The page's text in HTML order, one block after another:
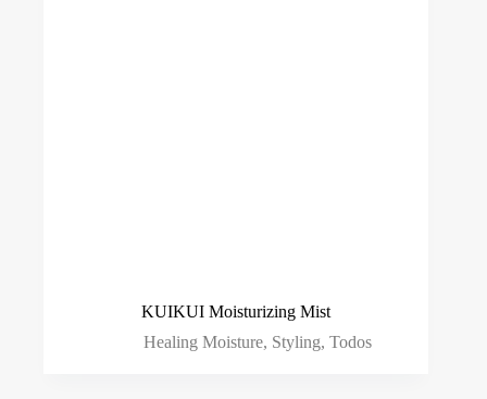
KUIKUI Moisturizing Mist
Healing Moisture, Styling,Todos